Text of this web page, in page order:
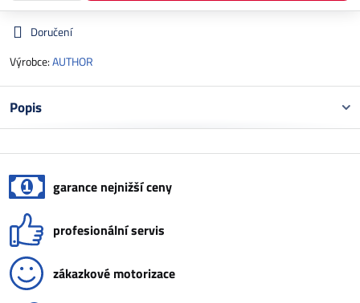
Doručení
Výrobce:AUTHOR
Popis
garance nejnižší ceny
profesionální servis
zákazkové motorizace